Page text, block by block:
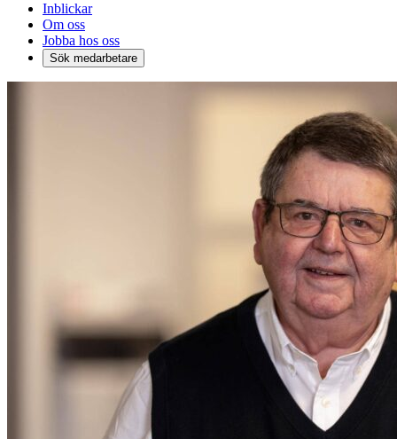
Inblickar
Om oss
Jobba hos oss
Sök medarbetare